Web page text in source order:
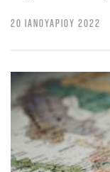
20 ΙΑΝΟΥΑΡΙΟΥ 2022